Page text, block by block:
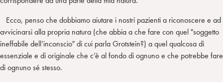
Ecco, penso che dobbiamo aiutare i nostri pazienti a riconoscere e ad
avvicinarsi alla propria natura (che abbia a che fare con quel "soggetto
ineffabile dell’inconscio" di cui parla Grotstein?) a quel qualcosa di
essenziale e di originale che c’è al fondo di ognuno e che potrebbe fare
di ognuno sé stesso.